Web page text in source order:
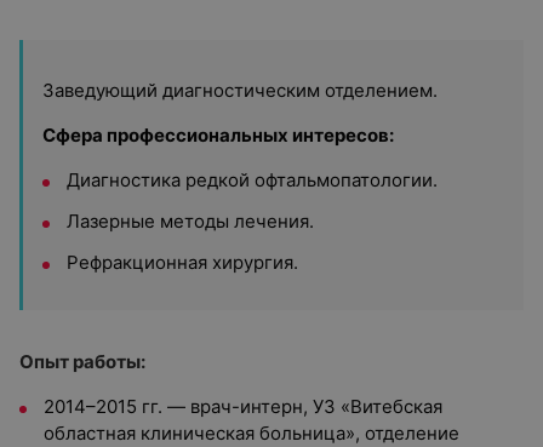
Заведующий диагностическим отделением.
Сфера профессиональных интересов:
Диагностика редкой офтальмопатологии.
Лазерные методы лечения.
Рефракционная хирургия.
Опыт работы:
2014–2015 гг. — врач-интерн, УЗ «Витебская
областная клиническая больница», отделение